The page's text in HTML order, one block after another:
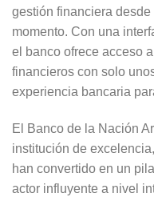
gestión financiera
momento. Con una
el banco ofrece acceso
financieros con solo
experiencia bancaria
El Banco de la Nación
institución de
han convertido en un
actor influyente a nivel